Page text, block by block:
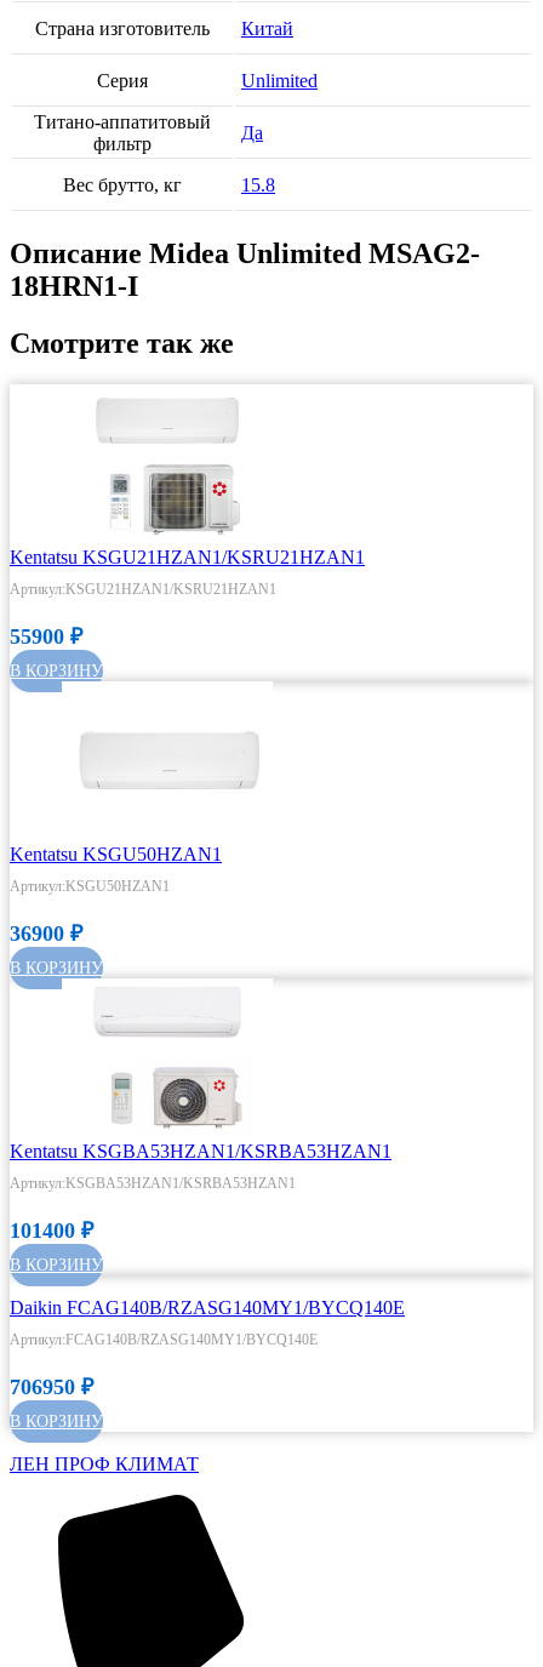
Страна изготовитель Китай
Серия
Unlimited
Титано-аппатитовый
фильтр
Да
Вес брутто, кг 15.8
Описание Midea Unlimited MSAG2-
18HRN1-I
Смотрите так же
Kentatsu KSGU21HZAN1/KSRU21HZAN1
Артикул:KSGU21HZAN1/KSRU21HZAN1
55900 ₽
В КОРЗИНУ
Kentatsu KSGU50HZAN1
Артикул:KSGU50HZAN1
36900 ₽
В КОРЗИНУ
Kentatsu KSGBA53HZAN1/KSRBA53HZAN1
Артикул:KSGBA53HZAN1/KSRBA53HZAN1
101400 ₽
В КОРЗИНУ
Daikin FCAG140B/RZASG140MY1/BYCQ140E
Артикул:FCAG140B/RZASG140MY1/BYCQ140E
706950 ₽
В КОРЗИНУ
ЛЕН ПРОФ КЛИМАТ